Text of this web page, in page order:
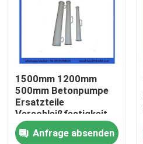
Über uns
Fabrik Tour
Qualitätskontrolle
Kontakt
1500mm 1200mm
500mm Betonpumpe
Ersatzteile
Verschleißfestigkeit
Anfrage absenden